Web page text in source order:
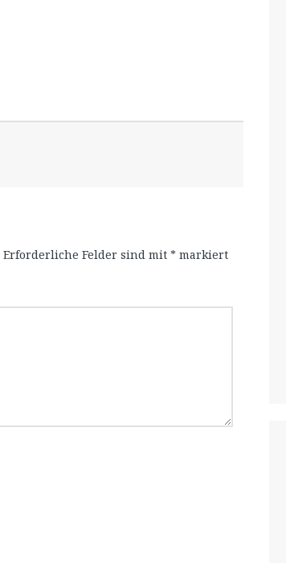
Erforderliche Felder sind mit * markiert